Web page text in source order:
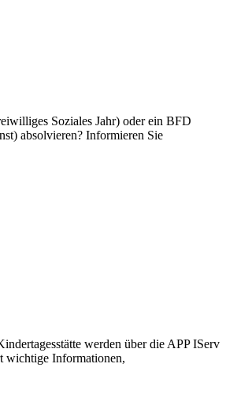
Soziales Jahr) oder ein BFD
absolvieren? Informieren Sie
werden über die APP IServ
wichtige Informationen,